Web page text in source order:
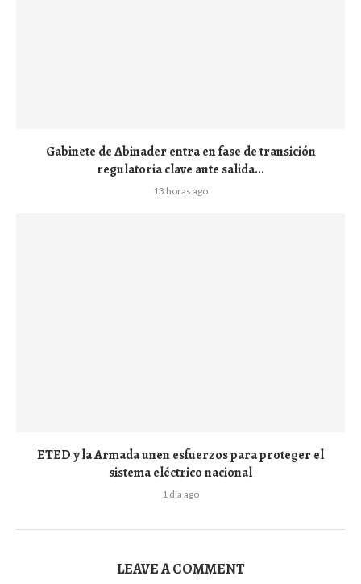
Gabinete de Abinader entra en fase de transición
regulatoria clave ante salida...
13 horas ago
ETED y la Armada unen esfuerzos para proteger el
sistema eléctrico nacional
1 día ago
LEAVE A COMMENT